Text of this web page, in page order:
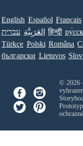
English Español Français
עברית العَرَبِيَّة हिन्दी
Türkçe Polski Româna
български Lietuvos
© 2026